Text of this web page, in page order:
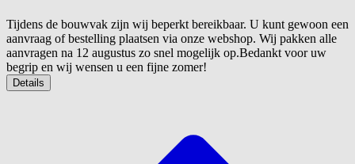
Tijdens de bouwvak zijn wij beperkt bereikbaar. U kunt gewoon een
aanvraag of bestelling plaatsen via onze webshop. Wij pakken alle
aanvragen na 12 augustus zo snel mogelijk op.Bedankt voor uw
begrip en wij wensen u een fijne zomer!
Details